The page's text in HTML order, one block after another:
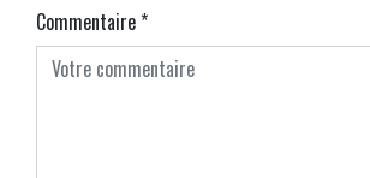
Commentaire*